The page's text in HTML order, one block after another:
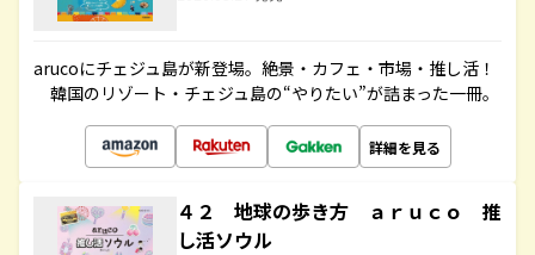
arucoにチェジュ島が新登場。絶景・カフェ・市場・推し活！
韓国のリゾート・チェジュ島の“やりたい”が詰まった一冊。
詳細を見る
４２ 地球の歩き方 ａｒｕｃｏ 推
し活ソウル